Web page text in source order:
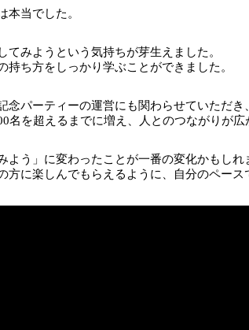
当でした。
みようという気持ちが芽生えました。
ち方をしっかり学ぶことができました。
パーティーの運営にも関わらせていただき
名を超えるまでに増え、人とのつながりが広
う」に変わったことが一番の変化かもしれ
に楽しんでもらえるように、自分のペース